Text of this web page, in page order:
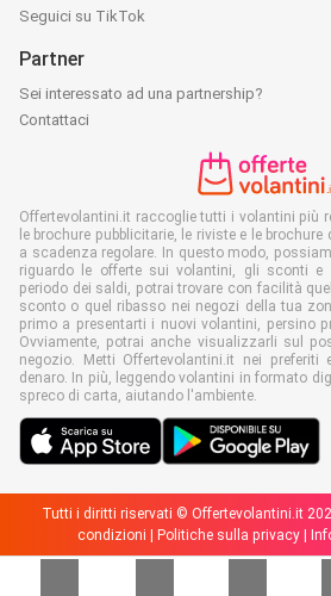
Seguici su TikTok
Partner
Sei interessato ad una partnership?
Contattaci
Offertevolantini.it raccoglie tutti i volantini più
le brochure pubblicitarie, le riviste e le
a scadenza regolare. In questo modo,
riguardo le offerte sui volantini, gli sconti e
periodo dei saldi, potrai trovare con facilità
sconto o quel ribasso nei negozi della tua
primo a presentarti i nuovi volantini, persino
Ovviamente, potrai anche visualizzarli sul
negozio. Metti Offertevolantini.it nei
denaro. In più, leggendo volantini in formato
spreco di carta, aiutando l'ambiente.
Tutti i diritti riservati © Offertevolantini.it
condizioni | Politiche sulla privacy |